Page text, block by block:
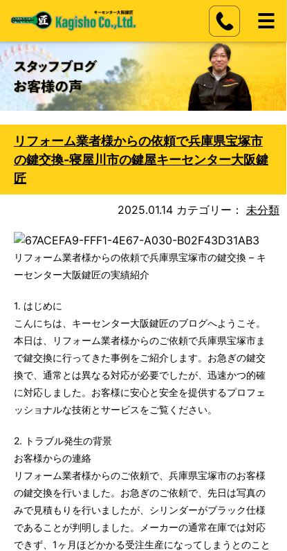
リフォーム業者様からの依頼で兵庫県宝塚市
の鍵交換-寝屋川市の鍵屋キーセンター大阪鍵
匠
2025.01.14 カテゴリー： 未分類
リフォーム業者様からの依頼で兵庫県宝塚市の鍵交換 – キ
ーセンター大阪鍵匠の実績紹介
1. はじめに
こんにちは、キーセンター大阪鍵匠のブログへようこそ。
本日は、リフォーム業者様からのご依頼で兵庫県宝塚市ま
で鍵交換に行ってきた事例をご紹介します。お急ぎの鍵交
換で、通常とは異なる対応が必要でしたが、迅速かつ的確
に対応しました。お客様に安心と安全を提供するプロフェ
ッショナルな技術とサービスをご覧ください。
2. トラブル発生の背景
お客様からの連絡
リフォーム業者様からのご依頼で、兵庫県宝塚市のお客様
の鍵交換を行いました。お急ぎのご依頼で、先日は写真の
みで見積もりを行いましたが、シリンダーがブラック仕様
であることが判明しました。メーカーの通常在庫では対応
できず、1ヶ月ほどかかる受注生産になってしまうとのこと